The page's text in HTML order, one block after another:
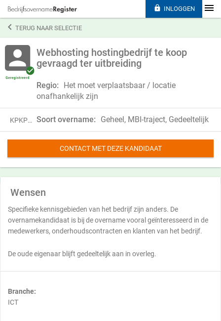
TERUG NAAR SELECTIE
Webhosting hostingbedrijf te koop
gevraagd ter uitbreiding
Regio:
Het moet verplaatsbaar / locatie
onafhankelijk zijn
KPKP18RNG29W Soort overname: Geheel, MBI-traject, Gedeeltelijk
CONTACT MET DEZE KANDIDAAT
Wensen
Specifieke kennisgebieden van het bedrijf zijn anders. De
overnamekandidaat is bij de overname vooral geïnteresseerd in de
medewerkers, onderhoudscontracten en klanten van het bedrijf.
De oude eigenaar blijft gedeeltelijk aan in overleg.
Branche:
ICT
 INLOGGEN